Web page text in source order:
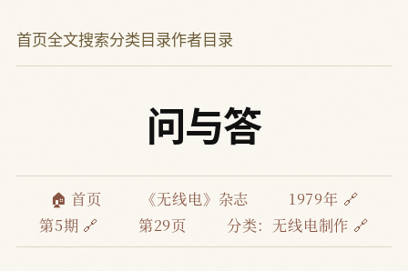
首页全文搜索分类目录作者目录
问与答
🏠 首页 《无线电》杂志
1979年 🔗
第5期 🔗
第29页 分类： 无线电制作 🔗